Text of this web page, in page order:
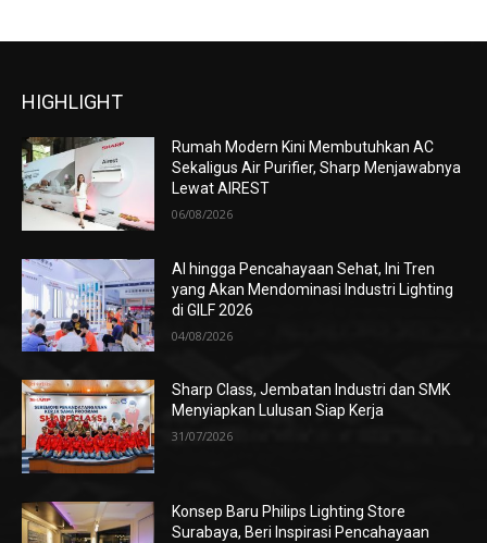
HIGHLIGHT
Rumah Modern Kini Membutuhkan AC
Sekaligus Air Purifier, Sharp Menjawabnya
Lewat AIREST
06/08/2026
AI hingga Pencahayaan Sehat, Ini Tren
yang Akan Mendominasi Industri Lighting
di GILF 2026
04/08/2026
Sharp Class, Jembatan Industri dan SMK
Menyiapkan Lulusan Siap Kerja
31/07/2026
Konsep Baru Philips Lighting Store
Surabaya, Beri Inspirasi Pencahayaan